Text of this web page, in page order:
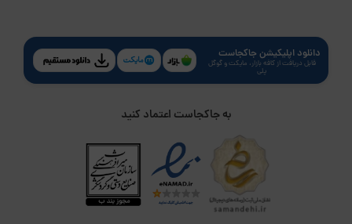
دانلود اپلیکیشن جاکجاست
قابل دریافت از کافه بازار، مایکت و گوگل
پلی
به جاکجاست اعتماد کنید